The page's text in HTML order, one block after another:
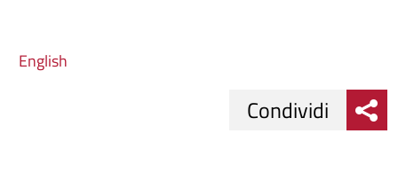
English
Condividi